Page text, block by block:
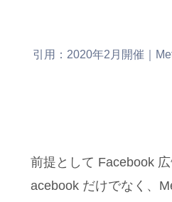
引用：2020年2月開催｜
前提として Facebook
acebook だけでなく、